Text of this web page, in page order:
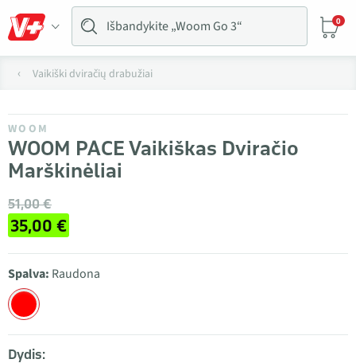
0
Vaikiški dviračių drabužiai
WOOM
WOOM PACE Vaikiškas Dviračio
Marškinėliai
51,00 €
35,00 €
Spalva: Raudona
Dydis: